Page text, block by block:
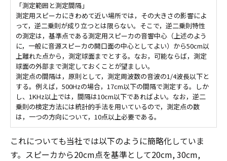
「測定範囲と測定間隔」
測定用スピーカにきわめて近い場所では，その大きさの影響によ
って，逆二乗則が成り立つとは限らない。そこで，逆二乗則特性
の測定は，基準点である測定用スピーカの音響中心（上述のよう
に，一般に音源スピーカの開口面の中心としてよい）から50cm以
上離れた点から，測定球面までとする。なお，可能ならば，測定
球面の外部まで測定しておくことが望ましい。
測定点の間隔は，原則として，測定周波数の音波の1/4波長以下と
する。例えば，500Hzの場合，17cm以下の間隔で測定する。しか
し、1KHz以上では，間隔は10cm以下であればよい。なお，逆二
乗則の検定方法には統計的手法を用いているので，測定点の数
は，一つの方向について，10点以上必要である。
これについても当社では以下のように簡略化していま
す。スピーカから20cm点を基準として20cm, 30cm,